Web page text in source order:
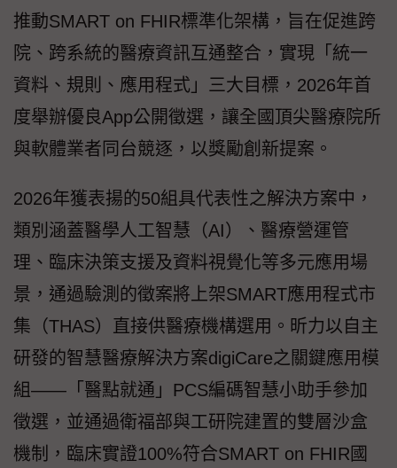
推動SMART on FHIR標準化架構，旨在促進跨
院、跨系統的醫療資訊互通整合，實現「統一
資料、規則、應用程式」三大目標，2026年首
度舉辦優良App公開徵選，讓全國頂尖醫療院所
與軟體業者同台競逐，以獎勵創新提案。
2026年獲表揚的50組具代表性之解決方案中，
類別涵蓋醫學人工智慧（AI）、醫療營運管
理、臨床決策支援及資料視覺化等多元應用場
景，通過驗測的徵案將上架SMART應用程式市
集（THAS）直接供醫療機構選用。昕力以自主
研發的智慧醫療解決方案digiCare之關鍵應用模
組——「醫點就通」PCS編碼智慧小助手參加
徵選，並通過衛福部與工研院建置的雙層沙盒
機制，臨床實證100%符合SMART on FHIR國